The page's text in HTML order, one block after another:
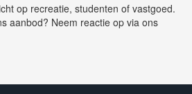
op recreatie, studenten of vastgoed.
aanbod? Neem reactie op via ons